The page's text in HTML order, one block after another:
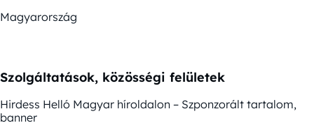
Magyarország
Szolgáltatások, közösségi felületek
Hirdess Helló Magyar híroldalon – Szponzorált tartalom,
banner